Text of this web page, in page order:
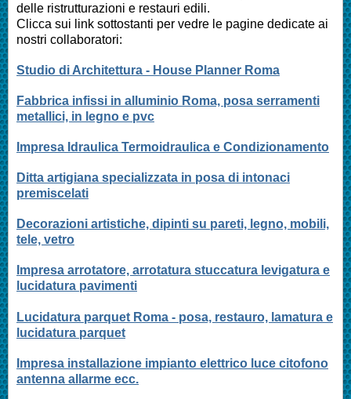
delle ristrutturazioni e restauri edili.
Clicca sui link sottostanti per vedre le pagine dedicate ai
nostri collaboratori:
Studio di Architettura - House Planner Roma
Fabbrica infissi in alluminio Roma, posa serramenti
metallici, in legno e pvc
Impresa Idraulica Termoidraulica e Condizionamento
Ditta artigiana specializzata in posa di intonaci
premiscelati
Decorazioni artistiche, dipinti su pareti, legno, mobili,
tele, vetro
Impresa arrotatore, arrotatura stuccatura levigatura e
lucidatura pavimenti
Lucidatura parquet Roma - posa, restauro, lamatura e
lucidatura parquet
Impresa installazione impianto elettrico luce citofono
antenna allarme ecc.